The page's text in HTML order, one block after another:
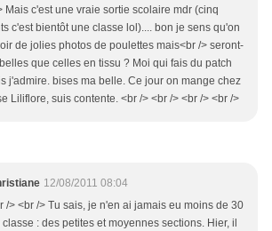
Mais c'est une vraie sortie scolaire mdr (cinq
c'est bientôt une classe lol).... bon je sens qu'on
de jolies photos de poulettes mais<br /> seront-
que celles en tissu ? Moi qui fais du patch
j'admire. bises ma belle. Ce jour on mange chez
Liliflore, suis contente. <br /> <br /> <br /> <br />
12/08/2011 08:04
/> <br /> Tu sais, je n'en ai jamais eu moins de 30
classe : des petites et moyennes sections. Hier, il